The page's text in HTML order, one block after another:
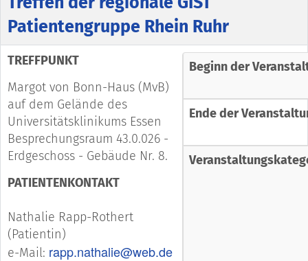
Patientengruppe Rhein Ruhr
TREFFPUNKT
Margot von Bonn-Haus (MvB)
auf dem Gelände des
Universitätsklinikums Essen
Besprechungsraum 43.0.026 -
Erdgeschoss - Gebäude Nr. 8.
PATIENTENKONTAKT
Nathalie Rapp-Rothert
(Patientin)
e-Mail: rapp.nathalie@web.de
Beginn der
Ende der